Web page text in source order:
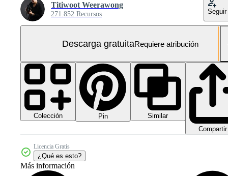
Titiwoot Weerawong
271.852 Recursos Seguir
Descarga gratuitaRequiere atribución
Colección Pin
Similar
Compartir
Licencia Gratis
¿Qué es esto?
Más información